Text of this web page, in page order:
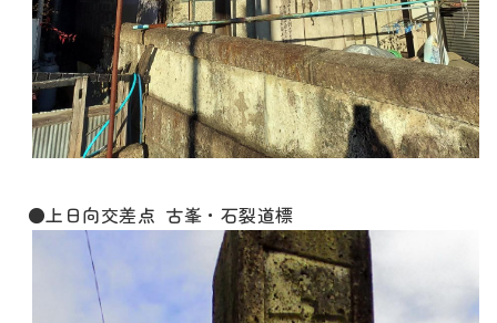
●上日向交差点 古峯・石裂道標